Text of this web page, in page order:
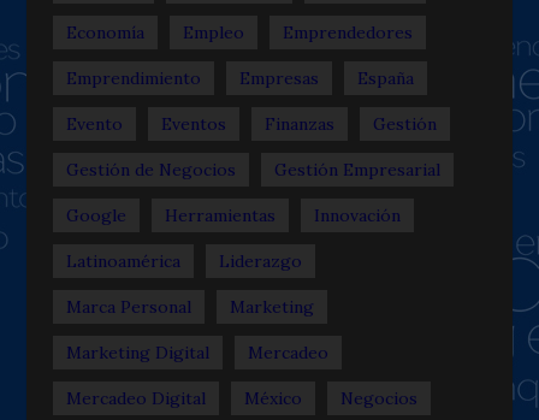
Economía Empleo Emprendedores
Emprendimiento Empresas España
Evento Eventos Finanzas Gestión
Gestión de Negocios Gestión Empresarial
Google Herramientas Innovación
Latinoamérica Liderazgo
Marca Personal Marketing
Marketing Digital Mercadeo
Mercadeo Digital México Negocios